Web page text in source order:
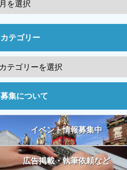
カテゴリー
募集について
イベント情報募集中
広告掲載・執筆依頼など